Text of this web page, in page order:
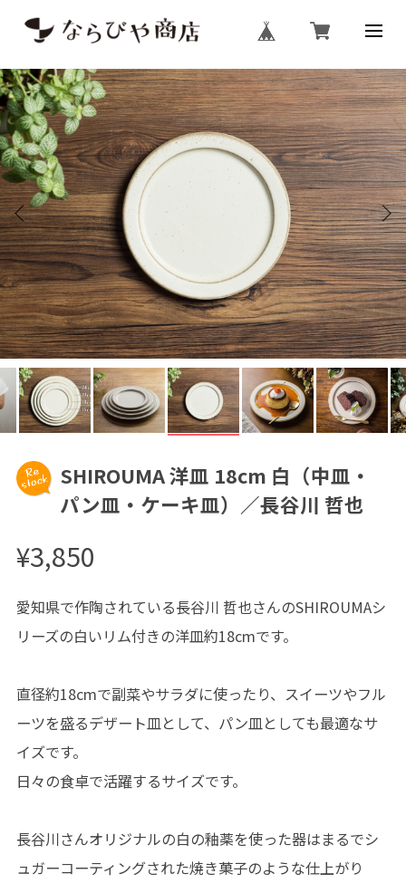
SHIROUMA 洋皿 18cm 白（中皿・
パン皿・ケーキ皿）／長谷川 哲也
¥3,850
愛知県で作陶されている長谷川 哲也さんのSHIROUMAシ
リーズの白いリム付きの洋皿約18cmです。
直径約18cmで副菜やサラダに使ったり、スイーツやフル
ーツを盛るデザート皿として、パン皿としても最適なサ
イズです。
日々の食卓で活躍するサイズです。
長谷川さんオリジナルの白の釉薬を使った器はまるでシ
ュガーコーティングされた焼き菓子のような仕上がり